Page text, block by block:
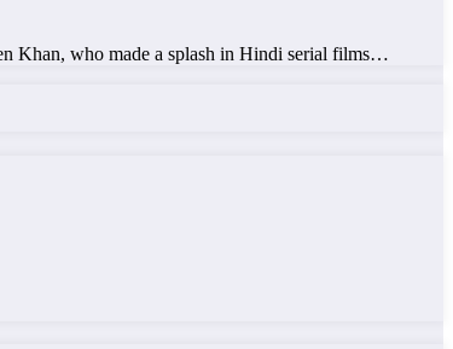
Khan, who made a splash in Hindi serial films…